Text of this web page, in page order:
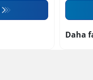
Daha